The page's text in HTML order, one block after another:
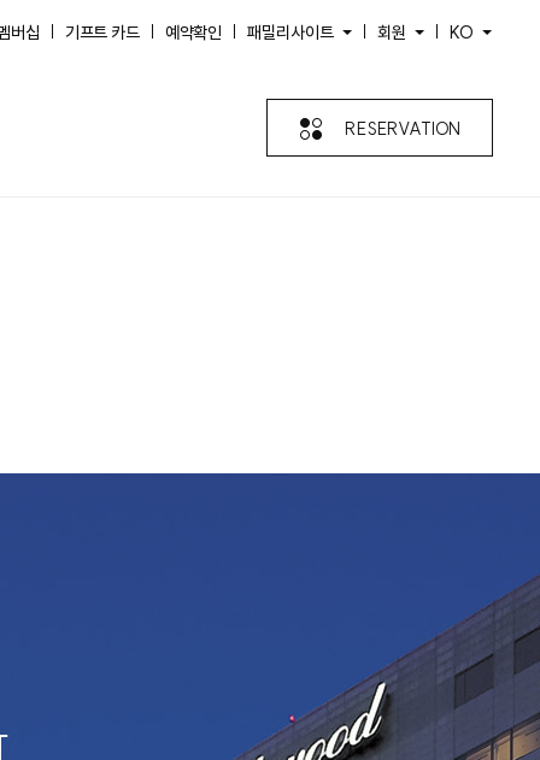
버십 기프트 카드 예약확인 패밀리사이트 회원 KO
RESERVATION